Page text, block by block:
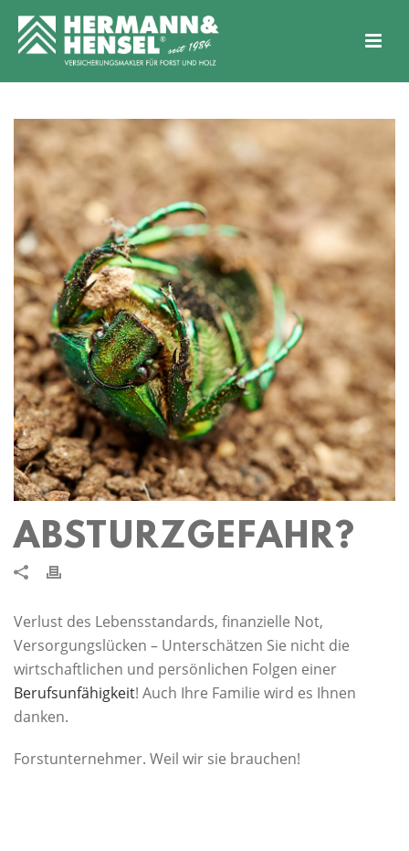
ABSTURZGEFAHR?
Verlust des Lebensstandards, finanzielle Not,
Versorgungslücken – Unterschätzen Sie nicht die
wirtschaftlichen und persönlichen Folgen einer
Berufsunfähigkeit! Auch Ihre Familie wird es Ihnen
danken.
Forstunternehmer. Weil wir sie brauchen!